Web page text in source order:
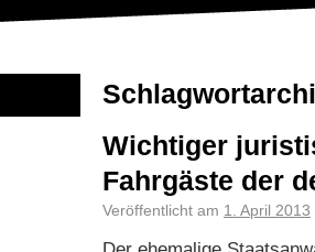
Wichtiger
Fahrgäste der
Veröffentlicht am 1. April 2013